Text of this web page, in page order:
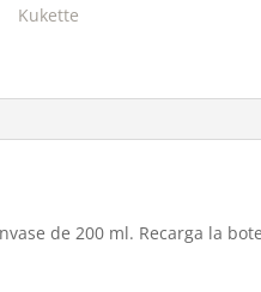
Kukette
de 200 ml. Recarga la